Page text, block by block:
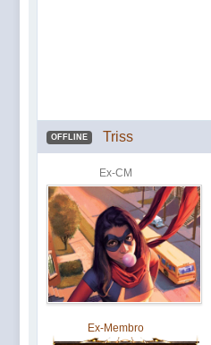
OFFLINE Triss
Ex-CM
Ex-Membro